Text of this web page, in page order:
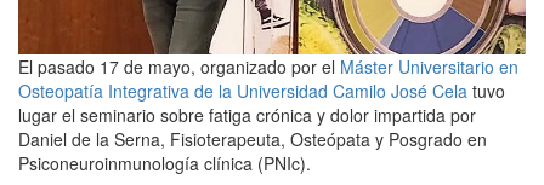
El pasado 17 de mayo, organizado por el Máster Universitario en
Osteopatía Integrativa de la Universidad Camilo José Cela tuvo
lugar el seminario sobre fatiga crónica y dolor impartida por
Daniel de la Serna, Fisioterapeuta, Osteópata y Posgrado en
Psiconeuroinmunología clínica (PNIc).